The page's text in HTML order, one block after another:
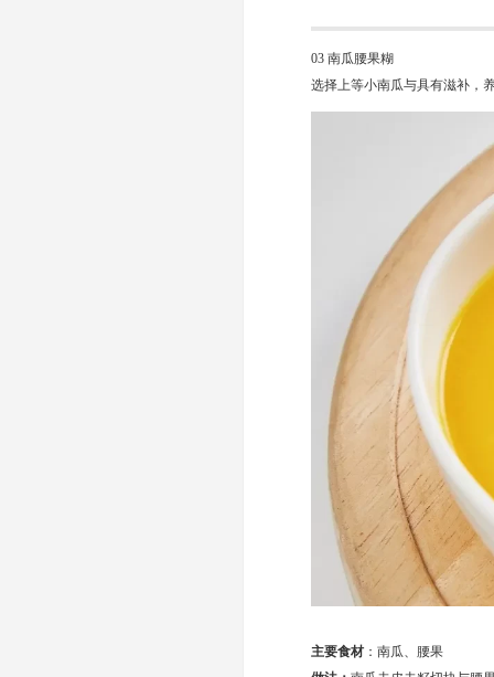
03 南瓜腰果糊
选择上等小南瓜与具有滋补，
主要食材 ：南瓜、腰果